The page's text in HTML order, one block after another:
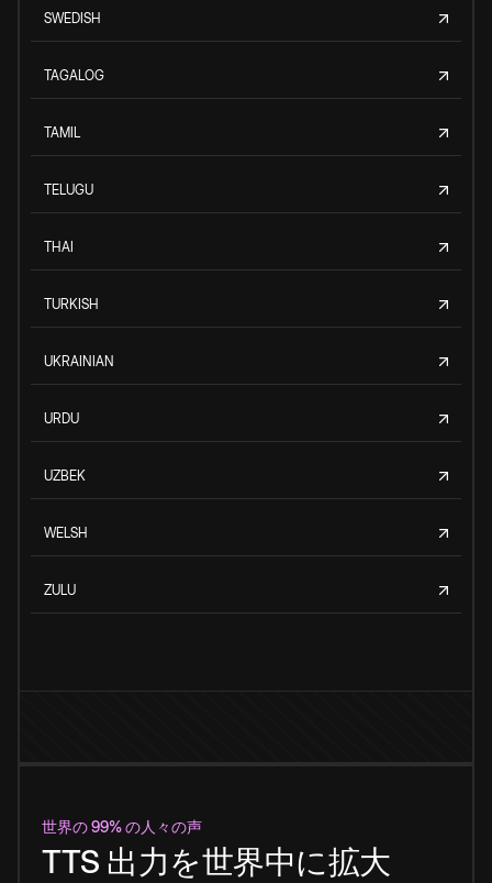
SWEDISH
TAGALOG
TAMIL
TELUGU
THAI
TURKISH
UKRAINIAN
URDU
UZBEK
WELSH
ZULU
世界の 99% の人々の声
TTS 出力を世界中に拡大